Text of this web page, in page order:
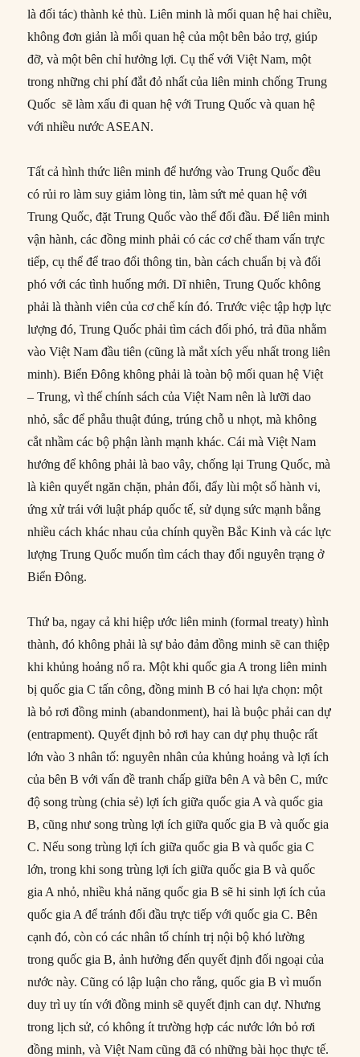
là đối tác) thành kẻ thù. Liên minh là mối quan hệ hai chiều,
không đơn giản là mối quan hệ của một bên bảo trợ, giúp
đỡ, và một bên chỉ hưởng lợi. Cụ thể với Việt Nam, một
trong những chi phí đắt đỏ nhất của liên minh chống Trung
Quốc sẽ làm xấu đi quan hệ với Trung Quốc và quan hệ
với nhiều nước ASEAN.
Tất cả hình thức liên minh để hướng vào Trung Quốc đều
có rủi ro làm suy giảm lòng tin, làm sứt mẻ quan hệ với
Trung Quốc, đặt Trung Quốc vào thế đối đầu. Để liên minh
vận hành, các đồng minh phải có các cơ chế tham vấn trực
tiếp, cụ thể để trao đổi thông tin, bàn cách chuẩn bị và đối
phó với các tình huống mới. Dĩ nhiên, Trung Quốc không
phải là thành viên của cơ chế kín đó. Trước việc tập hợp lực
lượng đó, Trung Quốc phải tìm cách đối phó, trả đũa nhằm
vào Việt Nam đầu tiên (cũng là mắt xích yếu nhất trong liên
minh). Biển Đông không phải là toàn bộ mối quan hệ Việt
– Trung, vì thế chính sách của Việt Nam nên là lưỡi dao
nhỏ, sắc để phẫu thuật đúng, trúng chỗ u nhọt, mà không
cắt nhầm các bộ phận lành mạnh khác. Cái mà Việt Nam
hướng để không phải là bao vây, chống lại Trung Quốc, mà
là kiên quyết ngăn chặn, phản đối, đẩy lùi một số hành vi,
ứng xử trái với luật pháp quốc tế, sử dụng sức mạnh bằng
nhiều cách khác nhau của chính quyền Bắc Kinh và các lực
lượng Trung Quốc muốn tìm cách thay đổi nguyên trạng ở
Biển Đông.
Thứ ba, ngay cả khi hiệp ước liên minh (formal treaty) hình
thành, đó không phải là sự bảo đảm đồng minh sẽ can thiệp
khi khủng hoảng nổ ra. Một khi quốc gia A trong liên minh
bị quốc gia C tấn công, đồng minh B có hai lựa chọn: một
là bỏ rơi đồng minh (abandonment), hai là buộc phải can dự
(entrapment). Quyết định bỏ rơi hay can dự phụ thuộc rất
lớn vào 3 nhân tố: nguyên nhân của khủng hoảng và lợi ích
của bên B với vấn đề tranh chấp giữa bên A và bên C, mức
độ song trùng (chia sẻ) lợi ích giữa quốc gia A và quốc gia
B, cũng như song trùng lợi ích giữa quốc gia B và quốc gia
C. Nếu song trùng lợi ích giữa quốc gia B và quốc gia C
lớn, trong khi song trùng lợi ích giữa quốc gia B và quốc
gia A nhỏ, nhiều khả năng quốc gia B sẽ hi sinh lợi ích của
quốc gia A để tránh đối đầu trực tiếp với quốc gia C. Bên
cạnh đó, còn có các nhân tố chính trị nội bộ khó lường
trong quốc gia B, ảnh hưởng đến quyết định đối ngoại của
nước này. Cũng có lập luận cho rằng, quốc gia B vì muốn
duy trì uy tín với đồng minh sẽ quyết định can dự. Nhưng
trong lịch sử, có không ít trường hợp các nước lớn bỏ rơi
đồng minh, và Việt Nam cũng đã có những bài học thực tế.